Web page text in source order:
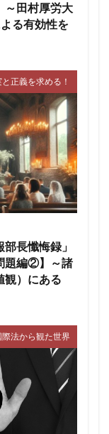
～田村厚労大
る有効性を
正義を求める！
長懺悔録」
題編②】～諸
観）にある
際法から観た世界